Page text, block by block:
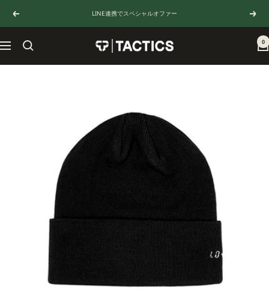
テ
ン
ツ
へ
戻
る
LINE連携でスペシャルオファー
次
へ
ナ
TACTICS
JAPAN
0